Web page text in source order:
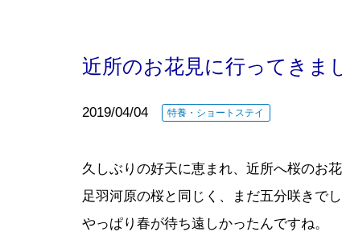
近所のお花見に行ってきま
2019/04/04 特養・ショートステイ
久しぶりの好天に恵まれ、近所へ桜のお
足羽河原の桜と同じく、まだ五分咲きで
やっぱり春が待ち遠しかったんですね。